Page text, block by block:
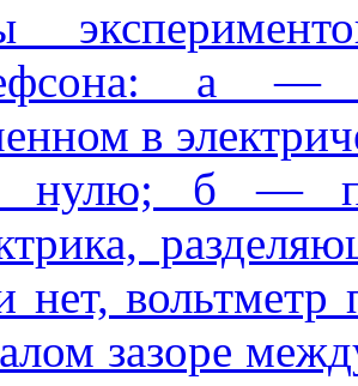
а —
в
нулю; б —
нет, вольтметр
зазоре